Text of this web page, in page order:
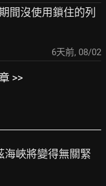
間沒使用鎖住的列
6天前, 08/02
>>
海峽將變得無關緊